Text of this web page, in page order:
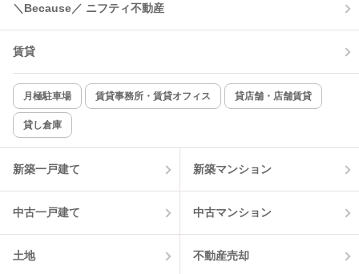
コンロ2口以上
新着のみ インターネット無料
該当件数:
物件一覧に反映
＼Because／ ニフティ不動産
賃貸
月極駐車場 賃貸事務所・賃貸オフィス 貸店舗・店舗賃貸
貸し倉庫
新築一戸建て 新築マンション
中古一戸建て 中古マンション
土地 不動産売却